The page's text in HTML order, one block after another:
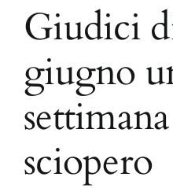
Giudici
giugno
sciopero